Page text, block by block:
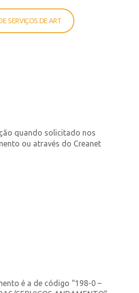
SERVIÇOS DE ART
quando solicitado nos
ou através do Creanet
é a de código “198-0 –